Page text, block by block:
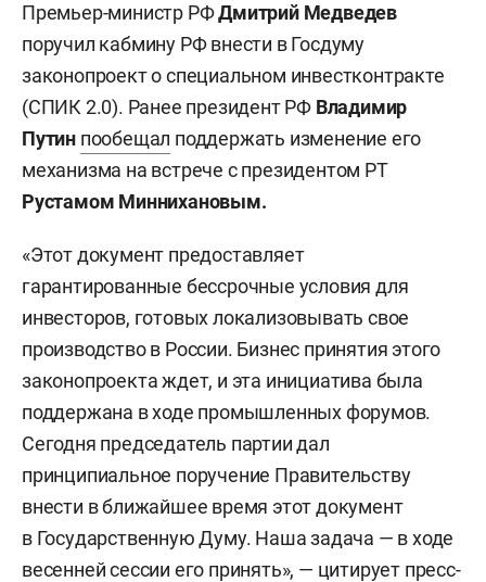
Премьер-министр РФДмитрий Медведев
поручил кабмину РФ внести в Госдуму
законопроект о специальном инвестконтракте
(СПИК 2.0). Ранее президент РФ Владимир
Путин пообещал поддержать изменение его
механизма на встрече с президентом РТ
Рустамом Миннихановым.
«Этот документ предоставляет
гарантированные бессрочные условия для
инвесторов, готовых локализовывать свое
производство в России. Бизнес принятия этого
законопроекта ждет, и эта инициатива была
поддержана в ходе промышленных форумов.
Сегодня председатель партии дал
принципиальное поручение Правительству
внести в ближайшее время этот документ
в Государственную Думу. Наша задача — в ходе
весенней сессии его принять», — цитирует пресс-